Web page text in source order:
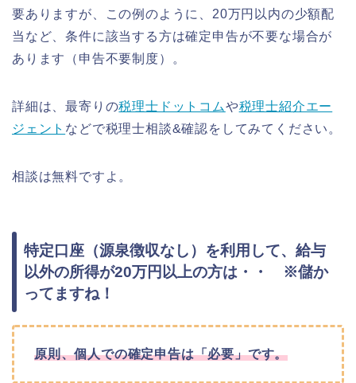
要ありますが、この例のように、20万円以内の少額配
当など、条件に該当する方は確定申告が不要な場合が
あります（申告不要制度）。
詳細は、最寄りの税理士ドットコムや税理士紹介エー
ジェント などで税理士相談&確認をしてみてください。
相談は無料ですよ。
特定口座（源泉徴収なし）を利用して、給与
以外の所得が20万円以上の方は・・ ※儲か
ってますね！
原則、個人での確定申告は「必要」です。